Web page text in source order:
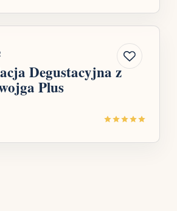
Degustacyjna z
Plus